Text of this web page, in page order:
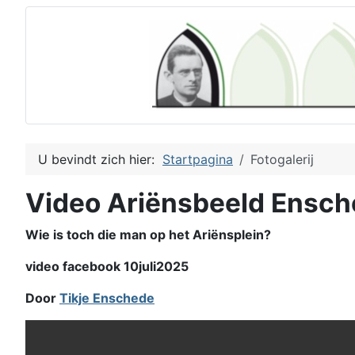
U bevindt zich hier: Startpagina Fotogalerij
Video Ariënsbeeld
Wie is toch die man op het Ariënsplein?
video facebook 10juli2025
Door Tikje Enschede